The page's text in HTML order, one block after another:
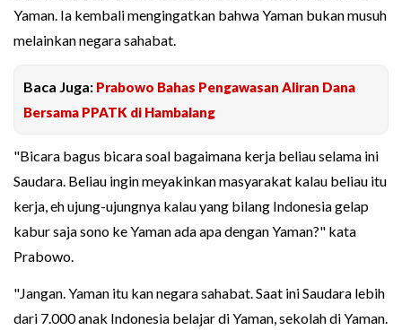
Yaman. Ia kembali mengingatkan bahwa Yaman bukan musuh
melainkan negara sahabat.
Baca Juga: Prabowo Bahas Pengawasan Aliran Dana
Bersama PPATK di Hambalang
"Bicara bagus bicara soal bagaimana kerja beliau selama ini
Saudara. Beliau ingin meyakinkan masyarakat kalau beliau itu
kerja, eh ujung-ujungnya kalau yang bilang Indonesia gelap
kabur saja sono ke Yaman ada apa dengan Yaman?" kata
Prabowo.
"Jangan. Yaman itu kan negara sahabat. Saat ini Saudara lebih
dari 7.000 anak Indonesia belajar di Yaman, sekolah di Yaman.